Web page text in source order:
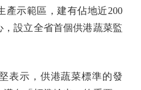
產示範區，建有佔地近200
設立全省首個供港蔬菜監
示，供港蔬菜標準的發